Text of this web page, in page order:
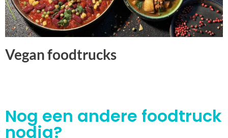
Vegan foodtrucks
Nog een andere foodtruck
nodig?